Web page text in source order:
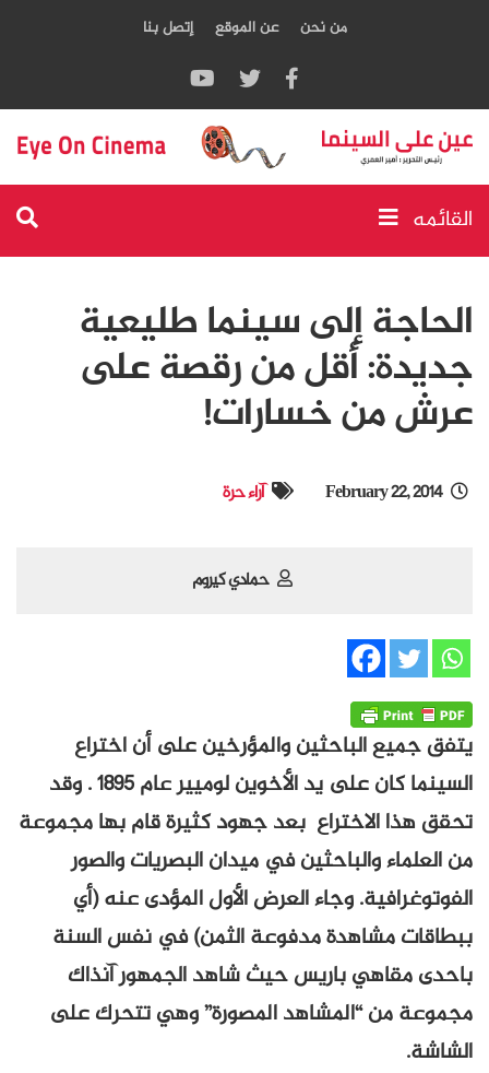
من نحن عن الموقع إتصل بنا
القائمه
الحاجة إلى سينما طليعية
جديدة: أقل من رقصة على
عرش من خسارات!
February 22, 2014 آراء حرة
حمادي كيروم
يتفق جميع الباحثين والمؤرخين على أن اختراع
السينما كان على يد الأخوين لوميير عام 1895 . وقد
تحقق هذا الاختراع بعد جهود كثيرة قام بها مجموعة
من العلماء والباحثين في ميدان البصريات والصور
الفوتوغرافية. وجاء العرض الأول المؤدى عنه (أي
ببطاقات مشاهدة مدفوعة الثمن) في نفس السنة
باحدى مقاهي باريس حيث شاهد الجمهور آنذاك
مجموعة من “المشاهد المصورة” وهي تتحرك على
الشاشة.